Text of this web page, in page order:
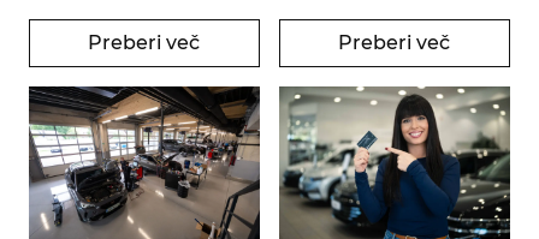
Preberi več
največje ter
najprostornejše vozilo, ki
Preberi več